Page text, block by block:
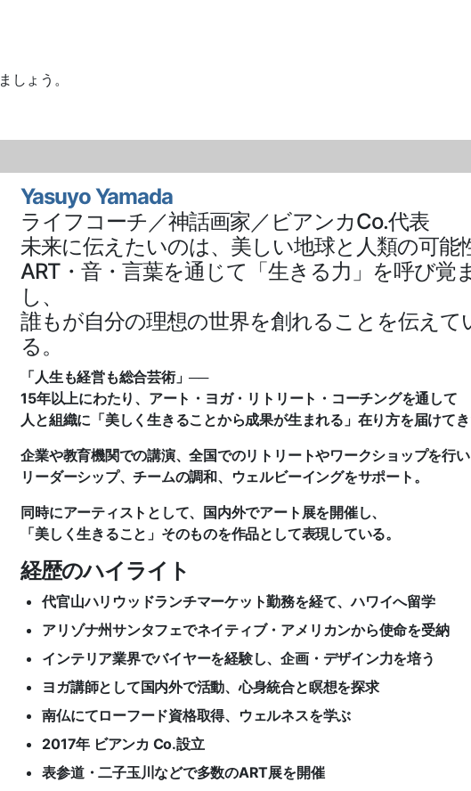
しょう。
Yasuyo Yamada
ライフコーチ／神話画家／ビアンカCo.代表
未来に伝えたいのは、美しい地球と人類の可能
ART・音・言葉を通じて「生きる力」を呼び覚
し、
誰もが自分の理想の世界を創れることを伝えて
る。
「人生も経営も総合芸術」──
15年以上にわたり、アート・ヨガ・リトリート・コーチングを通して
人と組織に「美しく生きることから成果が生まれる」在り方を届けて
企業や教育機関での講演、全国でのリトリートやワークショップを行
リーダーシップ、チームの調和、ウェルビーイングをサポート。
同時にアーティストとして、国内外でアート展を開催し、
「美しく生きること」そのものを作品として表現している。
経歴のハイライト
代官山ハリウッドランチマーケット勤務を経て、ハワイへ留学
アリゾナ州サンタフェでネイティブ・アメリカンから使命を受納
インテリア業界でバイヤーを経験し、企画・デザイン力を培う
ヨガ講師として国内外で活動、心身統合と瞑想を探求
南仏にてローフード資格取得、ウェルネスを学ぶ
2017年 ビアンカ Co.設立
表参道・二子玉川などで多数のART展を開催